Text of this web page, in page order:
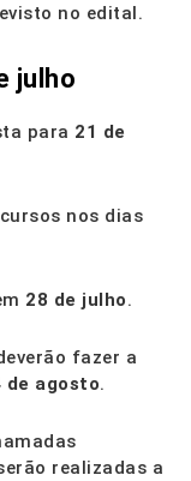
no edital.
julho
para 21 de
nos dias
28 de julho.
fazer a
de agosto.
realizadas a